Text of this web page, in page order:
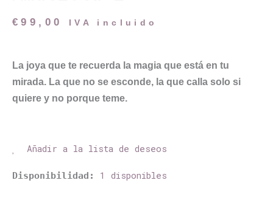
€99,00 IVA incluido
La joya que te recuerda la magia que está en tu
mirada. La que no se esconde, la que calla solo si
quiere y no porque teme.
Añadir a la lista de deseos
Disponibilidad: 1 disponibles
Colgante